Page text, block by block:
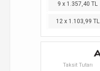
9 x 1.357,40 TL
12 x 1.103,99 TL
Taksit Tutarı